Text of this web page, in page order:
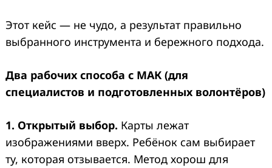
Этот кейс — не чудо, а результат правильно
выбранного инструмента и бережного подхода.
Два рабочих способа с МАК (для
специалистов и подготовленных волонтёров)
1. Открытый выбор. Карты лежат
изображениями вверх. Ребёнок сам выбирает
ту, которая отзывается. Метод хорош для